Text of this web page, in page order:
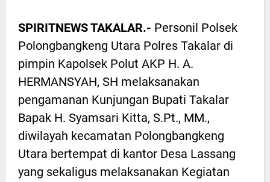
SPIRITNEWS TAKALAR.- Personil Polsek
Polongbangkeng Utara Polres Takalar di
pimpin Kapolsek Polut AKP H. A.
HERMANSYAH, SH melaksanakan
pengamanan Kunjungan Bupati Takalar
Bapak H. Syamsari Kitta, S.Pt., MM.,
diwilayah kecamatan Polongbangkeng
Utara bertempat di kantor Desa Lassang
yang sekaligus melaksanakan Kegiatan